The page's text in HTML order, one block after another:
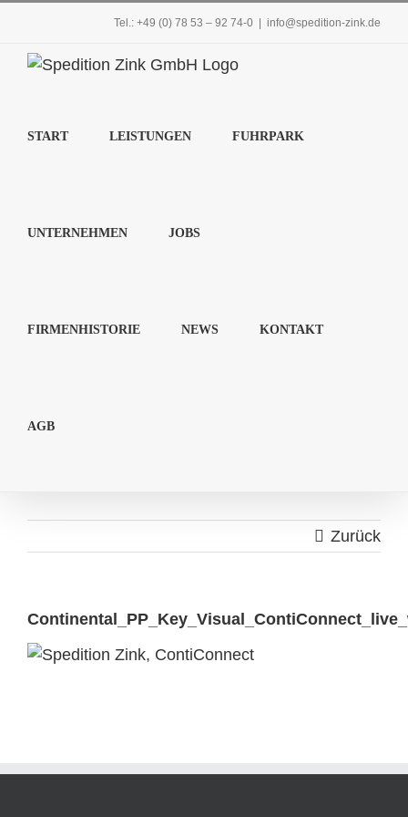
springen
Tel.: +49 (0) 78 53 – 92 74-0 info@spedition-zink.de
START LEISTUNGEN FUHRPARK
UNTERNEHMEN JOBS
FIRMENHISTORIE NEWS KONTAKT
AGB
Zurück